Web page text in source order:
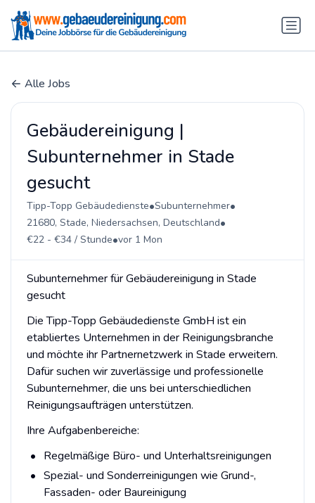
Alle Jobs
Gebäudereinigung |
Subunternehmer in Stade
gesucht
Tipp-Topp Gebäudedienste•Subunternehmer•
21680, Stade, Niedersachsen, Deutschland•
€22 - €34 / Stunde•vor 1 Mon
Subunternehmer für Gebäudereinigung in Stade
gesucht
Die Tipp-Topp Gebäudedienste GmbH ist ein
etabliertes Unternehmen in der Reinigungsbranche
und möchte ihr Partnernetzwerk in Stade erweitern.
Dafür suchen wir zuverlässige und professionelle
Subunternehmer, die uns bei unterschiedlichen
Reinigungsaufträgen unterstützen.
Ihre Aufgabenbereiche:
Regelmäßige Büro- und Unterhaltsreinigungen
Spezial- und Sonderreinigungen wie Grund-,
Fassaden- oder Baureinigung